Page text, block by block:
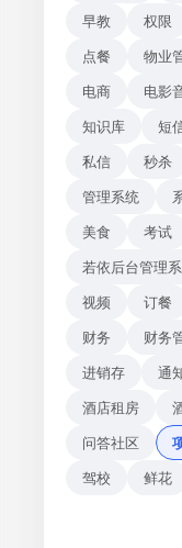
早教
权限
点餐
物业
电商
电影
知识库
短
私信
秒杀
管理系统
美食
考试
若依后台管理
视频
订餐
财务
财务
进销存
通
酒店租房
问答社区
驾校
鲜花